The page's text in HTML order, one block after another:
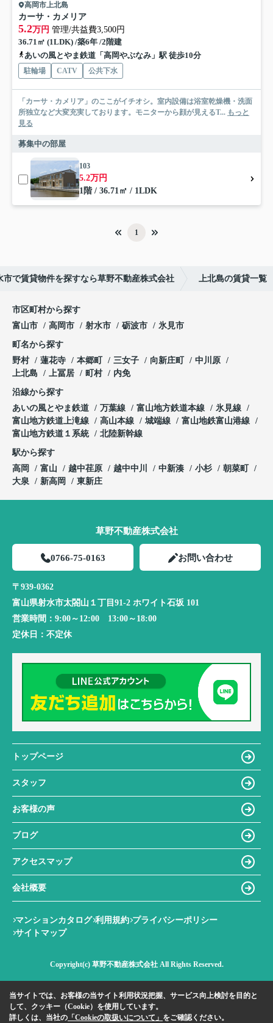
高岡市上北島
カーサ・カメリア
5.2万円 管理/共益費3,500円
36.71㎡ (1LDK) /築6年 /2階建
あいの風とやま鉄道「高岡やぶなみ」駅 徒歩10分
駐輪場 CATV 公共下水
「カーサ・カメリア」のここがイチオシ。室内設備は浴室乾燥機・洗面
所独立など大変充実しております。モニターから顔が見えるT... もっと
見る
募集中の部屋
103
5.2万円
1階 / 36.71㎡ / 1LDK
1
市で賃貸物件を探すなら草野不動産株式会社 上北島の賃貸一覧
市区町村から探す
富山市
高岡市 射水市 砺波市 氷見市
町名から探す
野村
蓮花寺 本郷町 三女子 向新庄町
中川原
上北島
上冨居 町村 内免
沿線から探す
あいの風とやま鉄道
万葉線 富山地方鉄道本線
氷見線
富山地方鉄道上滝線
高山本線 城端線
富山地鉄富山港線
富山地方鉄道１系統
北陸新幹線
駅から探す
高岡
富山 越中荏原 越中中川 中新湊 小杉
朝菜町
大泉
新高岡 東新庄
草野不動産株式会社
0766-75-0163 お問い合わせ
〒939-0362
富山県射水市太閤山１丁目91-2 ホワイト石坂 101
営業時間： 9:00～12:00 13:00～18:00
定休日： 不定休
トップページ
スタッフ
お客様の声
ブログ
アクセスマップ
会社概要
マンションカタログ 利用規約 プライバシーポリシー
サイトマップ
Copyright(c) 草野不動産株式会社 All Rights Reserved.
当サイトでは、お客様の当サイト利用状況把握、サービス向上検討を目的と
して、クッキー（Cookie）を使用しています。
詳しくは、当社の 「Cookieの取扱いについて」 をご確認ください。